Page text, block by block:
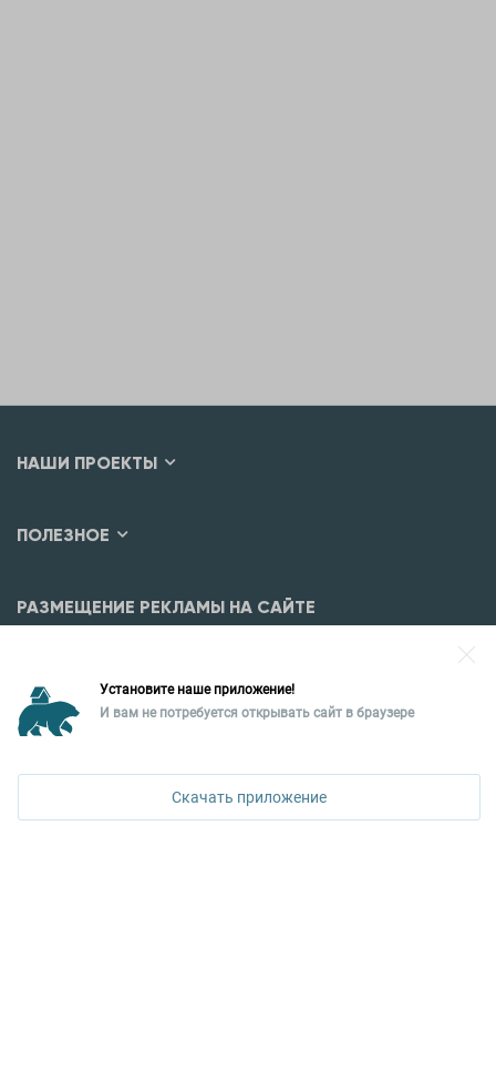
НАШИ ПРОЕКТЫ
ПОЛЕЗНОЕ
РАЗМЕЩЕНИЕ РЕКЛАМЫ НА САЙТЕ
Уральская палата недвижимости
620026, Екатеринбург,
КОНТАКТЫ УПН
Установите наше приложение!
И вам не потребуется открывать сайт в браузере
Скачать приложение